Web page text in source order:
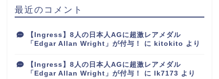
最近のコメント
【Ingress】8人の日本人AGに超激レアメダル
「Edgar Allan Wright」が付与！
に kitokito より
【Ingress】8人の日本人AGに超激レアメダル
「Edgar Allan Wright」が付与！
に lk7173 より